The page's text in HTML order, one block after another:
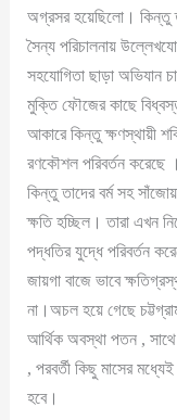
অগ্রসর হয়েছিলো। কিন্তু
সৈন্য পরিচালনায়
সহযোগিতা ছাড়া অভিযান
মুক্তি ফৌজের কাছে
আকারে কিন্তু ক্ষণস্থায়ী
রণকৌশল পরিবর্তন করেছে
কিন্তু তাদের বর্ম সহ
ক্ষতি হচ্ছিল। তারা এখন
পদ্ধতির যুদ্ধে পরিবর্তন
জায়গা বাজে ভাবে
না।অচল হয়ে গেছে
আর্থিক অবস্থা পতন ,
, পরবর্তী কিছু মাসের
হবে।